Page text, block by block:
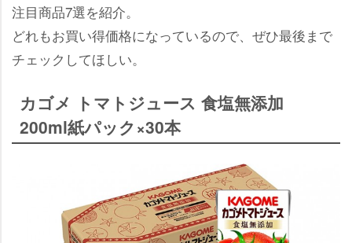
注目商品7選を紹介。
どれもお買い得価格になっているので、ぜひ最後まで
チェックしてほしい。
カゴメ トマトジュース 食塩無添加
200ml紙パック×30本